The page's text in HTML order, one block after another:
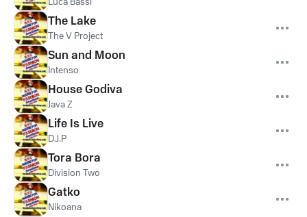
The Lake
The V Project
Sun and Moon
Intenso
House Godiva
Java Z
Life Is Live
D.J.P
Tora Bora
Division Two
Gatko
Nikoana